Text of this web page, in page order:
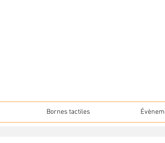
Bornes tactiles